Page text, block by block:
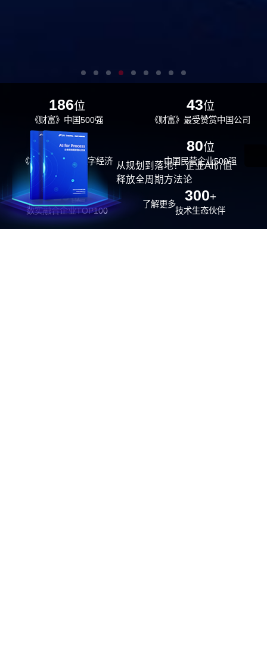
186位
《财富》中国500强
43位
《财富》最受赞赏中国公司
29位
《福布斯》中国数字经济
100强
80位
中国民营企业500强
26位
数实融合企业TOP100
300+
技术生态伙伴
从规划到落地！ 企业AI价值
释放全周期方法论
了解更多